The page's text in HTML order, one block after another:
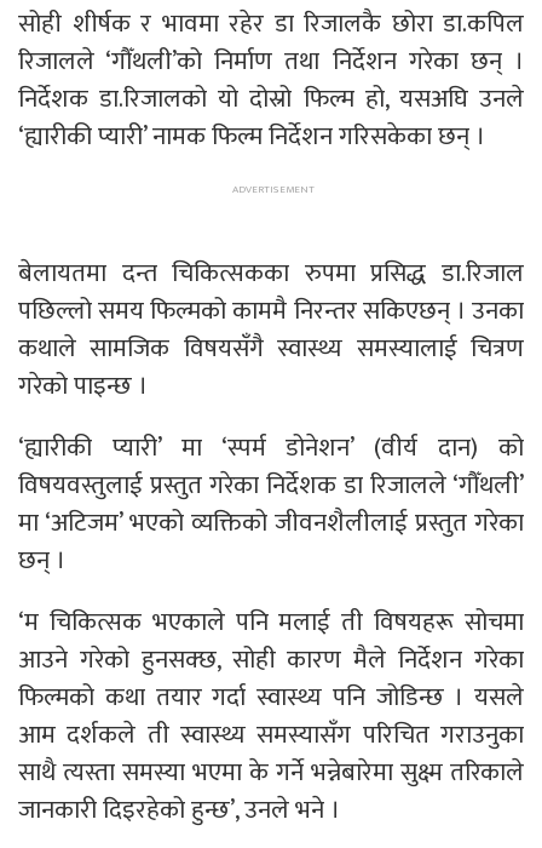
सोही शीर्षक र भावमा रहेर डा रिजालकै छोरा डा.कपिल
रिजालले ‘गौँथली’को निर्माण तथा निर्देशन गरेका छन् ।
निर्देशक डा.रिजालको यो दोस्रो फिल्म हो, यसअघि उनले
‘ह्यारीकी प्यारी’ नामक फिल्म निर्देशन गरिसकेका छन् ।
बेलायतमा दन्त चिकित्सकका रुपमा प्रसिद्ध डा.रिजाल
पछिल्लो समय फिल्मको काममै निरन्तर सकिएछन् । उनका
कथाले सामजिक विषयसँगै स्वास्थ्य समस्यालाई चित्रण
गरेको पाइन्छ ।
‘ह्यारीकी प्यारी’ मा ‘स्पर्म डोनेशन’ (वीर्य दान) को
विषयवस्तुलाई प्रस्तुत गरेका निर्देशक डा रिजालले ‘गौँथली’
मा ‘अटिजम’ भएको व्यक्तिको जीवनशैलीलाई प्रस्तुत गरेका
छन् ।
‘म चिकित्सक भएकाले पनि मलाई ती विषयहरू सोचमा
आउने गरेको हुनसक्छ, सोही कारण मैले निर्देशन गरेका
फिल्मको कथा तयार गर्दा स्वास्थ्य पनि जोडिन्छ । यसले
आम दर्शकले ती स्वास्थ्य समस्यासँग परिचित गराउनुका
साथै त्यस्ता समस्या भएमा के गर्ने भन्नेबारेमा सुक्ष्म तरिकाले
जानकारी दिइरहेको हुन्छ’, उनले भने ।